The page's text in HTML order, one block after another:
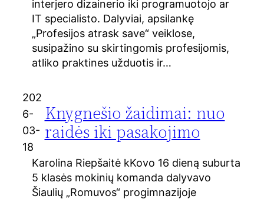
interjero dizainerio iki programuotojo ar
IT specialisto. Dalyviai, apsilankę
„Profesijos atrask save“ veiklose,
susipažino su skirtingomis profesijomis,
atliko praktines užduotis ir…
202
6-
03-
18
Knygnešio žaidimai: nuo
raidės iki pasakojimo
Karolina Riepšaitė kKovo 16 dieną suburta
5 klasės mokinių komanda dalyvavo
Šiaulių „Romuvos“ progimnazijoje